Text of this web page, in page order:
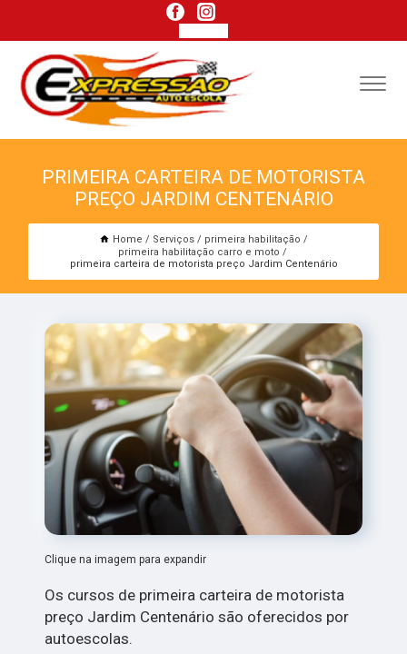
PRIMEIRA CARTEIRA DE MOTORISTA
PREÇO JARDIM CENTENÁRIO
Home Serviços
primeira habilitação
primeira habilitação carro e moto
primeira carteira de motorista preço Jardim Centenário
Clique na imagem para expandir
Os cursos de primeira carteira de motorista
preço Jardim Centenário são oferecidos por
autoescolas.